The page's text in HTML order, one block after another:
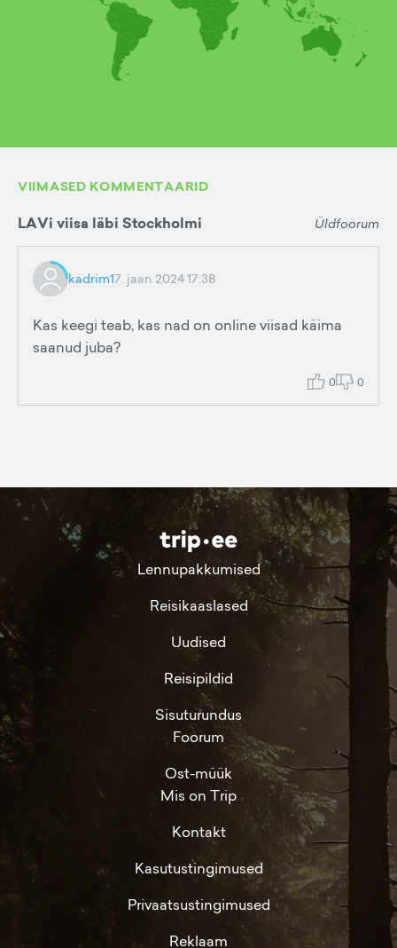
VIIMASED KOMMENTAARID
LAVi viisa läbi Stockholmi Üldfoorum
kadrim17. jaan 2024 17:38
Kas keegi teab, kas nad on online viisad käima
saanud juba?
0 0
Lennupakkumised
Reisikaaslased
Uudised
Reisipildid
Sisuturundus
Foorum
Ost-müük
Mis on Trip
Kontakt
Kasutustingimused
Privaatsustingimused
Reklaam